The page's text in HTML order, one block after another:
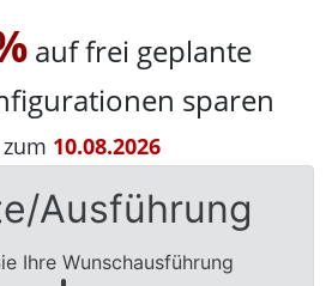
auf frei geplante
sparen
10.08.2026
Ausführung
Ihre Wunschausführung